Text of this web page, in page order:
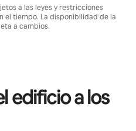
a las leyes y restricciones
el tiempo. La disponibilidad de la
a cambios.
edificio a los